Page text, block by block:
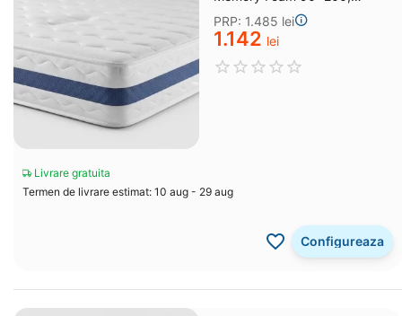
grosime 25 cm
PRP: 1.485 lei
1.142 lei
Livrare gratuita
Termen de livrare estimat: 10 aug - 29 aug
Configureaza